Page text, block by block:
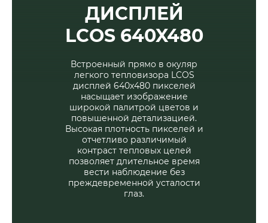
ДИСПЛЕЙ
LCOS 640X480
Встроенный прямо в окуляр
легкого тепловизора LCOS
дисплей 640x480 пикселей
насыщает изображение
широкой палитрой цветов и
повышенной детализацией.
Высокая плотность пикселей и
отчетливо различимый
контраст тепловых целей
позволяет длительное время
вести наблюдение без
преждевременной усталости
глаз.